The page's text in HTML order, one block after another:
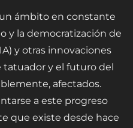
ámbito en constante
y la democratización de
y otras innovaciones
tatuador y el futuro del
afectados.
a este progreso
que existe desde hace